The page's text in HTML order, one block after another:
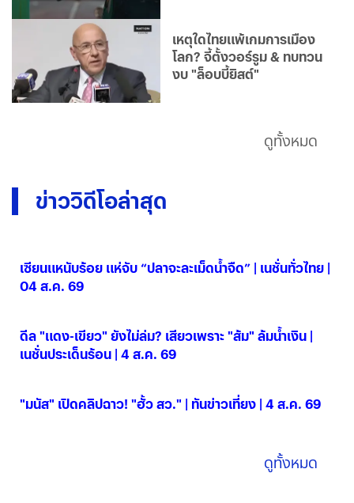
เหตุใดไทยแพ้เกมการเมือง
โลก? จี้ตั้งวอร์รูม & ทบทวน
งบ "ล็อบบี้ยิสต์"
ดูทั้งหมด
ข่าววิดีโอล่าสุด
เซียนแหนับร้อย แห่จับ “ปลาจะละเม็ดน้ำจืด” | เนชั่นทั่วไทย |
04 ส.ค. 69
ดีล "แดง-เขียว" ยังไม่ล่ม? เสียวเพราะ "ส้ม" ล้มน้ำเงิน |
เนชั่นประเด็นร้อน | 4 ส.ค. 69
"มนัส" เปิดคลิปฉาว! "ฮั้ว สว." | ทันข่าวเที่ยง | 4 ส.ค. 69
ดูทั้งหมด